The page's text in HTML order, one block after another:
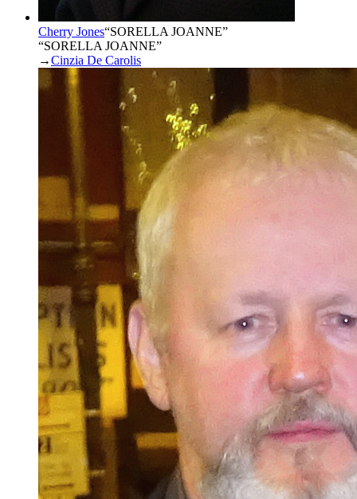
Cherry Jones“SORELLA JOANNE”
“SORELLA JOANNE”
→Cinzia De Carolis